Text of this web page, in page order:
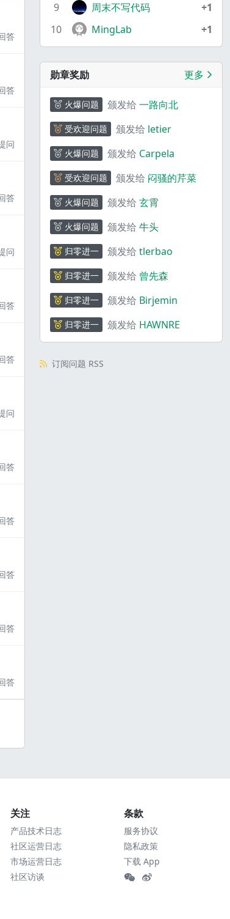
答
答
问
答
问
答
答
问
答
答
答
答
答
9
周末不写代码
+1
10
MingLab +1
勋章奖励 更多
火爆问题 颁发给 一路向北
受欢迎问题 颁发给 letier
火爆问题 颁发给 Carpela
受欢迎问题 颁发给 闷骚的芹菜
火爆问题 颁发给 玄霄
火爆问题 颁发给 牛头
归零进一 颁发给 tlerbao
归零进一 颁发给 曾先森
归零进一 颁发给 Birjemin
归零进一 颁发给 HAWNRE
订阅问题 RSS
关注
产品技术日志
社区运营日志
市场运营日志
社区访谈
条款
服务协议
隐私政策
下载 App